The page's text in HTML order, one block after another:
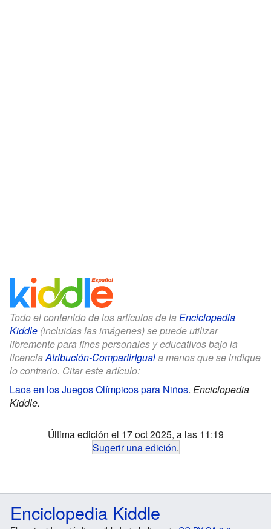
Todo el contenido de los artículos de la Enciclopedia
Kiddle (incluidas las imágenes) se puede utilizar
libremente para fines personales y educativos bajo la
licenciaAtribución-CompartirIguala menos que se indique
lo contrario. Citar este artículo:
Laos en los Juegos Olímpicos para Niños. Enciclopedia
Kiddle.
Última edición el 17 oct 2025, a las 11:19
Sugerir una edición.
Enciclopedia Kiddle